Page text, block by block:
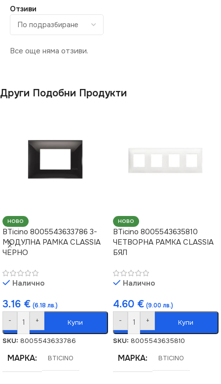
Отзиви
Все още няма отзиви.
Други Подобни Продукти
НОВО
BTicino 8005543633786 3-
МОДУЛНА РАМКА CLASSIA
ЧЕРНО
Налично
3.16 € (6.18 лв.)
- + Купи
SKU: 8005543633786
МАРКА BTICINO
НОВО
BTicino 8005543635810
ЧЕТВОРНА РАМКА CLASSIA
БЯЛ
Налично
4.60 € (9.00 лв.)
- + Купи
SKU: 8005543635810
МАРКА BTICINO